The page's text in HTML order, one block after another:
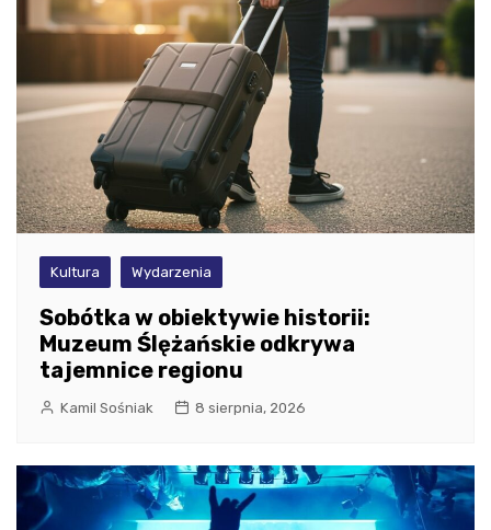
Kultura Wydarzenia
Sobótka w obiektywie historii:
Muzeum Ślężańskie odkrywa
tajemnice regionu
Kamil Sośniak 8 sierpnia, 2026